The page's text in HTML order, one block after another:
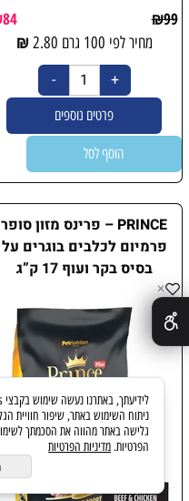
₪99
84
מחיר לפי 100 גרם 2.80
₪
פרטים נוספים
הוסף לסל
PRINCE – פרינס מזון סופר
פרמיום לכלבים בוגרים על
בסיס בקר ועוף 17 ק”ג
✕
ניתוח השימוש באתר, שיפור חוויית
גלישה באתר מהווה את הסכמתך
הפרטיות. מדיניות הפרטיות